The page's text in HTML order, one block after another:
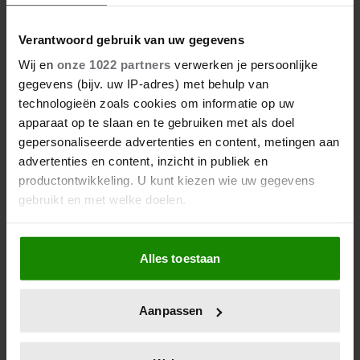
Verantwoord gebruik van uw gegevens
Wij en onze 1022 partners verwerken je persoonlijke
gegevens (bijv. uw IP-adres) met behulp van
technologieën zoals cookies om informatie op uw
apparaat op te slaan en te gebruiken met als doel
gepersonaliseerde advertenties en content, metingen aan
advertenties en content, inzicht in publiek en
productontwikkeling. U kunt kiezen wie uw gegevens
gebruikt en met welke doelen.
Als u het toestaat, willen we ook graag:
Informatie verzamelen over uw geografische
locatie, die tot een paar meter nauwkeurig kan zijn
scannen op specifieke eigenschappen (fingerprinting)
Alles toestaan
Aanpassen
22 april 2022
KLEURRIJK! NOREN FOCUSSEN
OP SAMI
De Biënnale van Venetië is weer losgebarsten, een
van de belangrijkste kunstevenementen ter wereld.
Noorwegen leverde een bijzondere bijdrage, die
geopend werd door koningin Sonja.